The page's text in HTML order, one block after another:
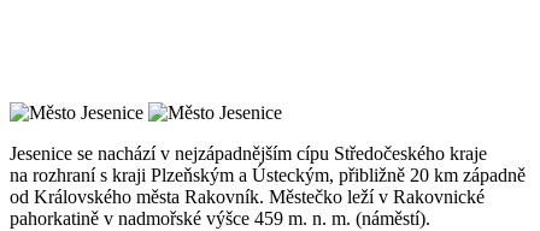
Jesenice se nachází v nejzápadnějším cípu Středočeského kraje
na rozhraní s kraji Plzeňským a Ústeckým, přibližně 20 km západně
od Královského města Rakovník. Městečko leží v Rakovnické
pahorkatině v nadmořské výšce 459 m. n. m. (náměstí).